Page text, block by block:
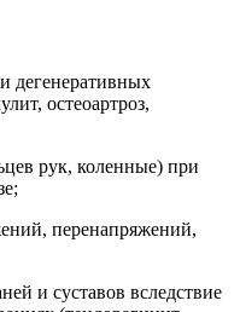
дегенеративных
остеоартроз,
рук, коленные) при
перенапряжений,
и суставов вследствие